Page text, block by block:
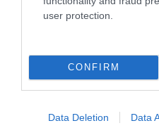
user protection.
CONFIRM
Data Deletion Data
Αδειάζουν το
Έκτακτη εκκένωση
αιφνιδιαστική